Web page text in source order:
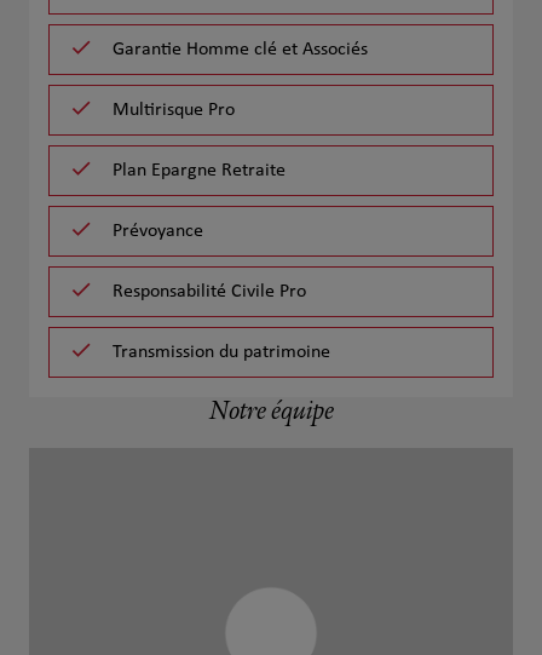
Garantie Homme clé et Associés
Multirisque Pro
Plan Epargne Retraite
Prévoyance
Responsabilité Civile Pro
Transmission du patrimoine
Notre équipe